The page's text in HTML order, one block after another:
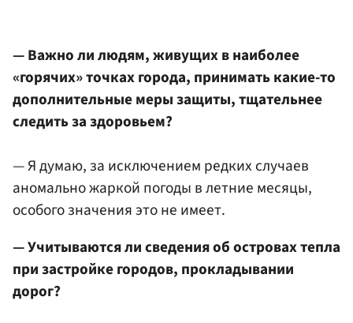
— Важно ли людям, живущих в наиболее
«горячих» точках города, принимать какие-то
дополнительные меры защиты, тщательнее
следить за здоровьем?
— Я думаю, за исключением редких случаев
аномально жаркой погоды в летние месяцы,
особого значения это не имеет.
— Учитываются ли сведения об островах тепла
при застройке городов, прокладывании
дорог?